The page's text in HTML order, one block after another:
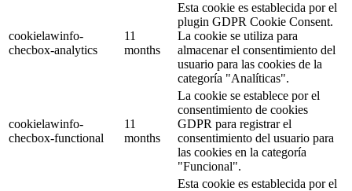
cookielawinfo-
checbox-analytics
11
months
Esta cookie es establecida por el
plugin GDPR Cookie Consent.
La cookie se utiliza para
almacenar el consentimiento del
usuario para las cookies de la
categoría "Analíticas".
cookielawinfo-
checbox-functional
11
months
La cookie se establece por el
consentimiento de cookies
GDPR para registrar el
consentimiento del usuario para
las cookies en la categoría
"Funcional".
Esta cookie es establecida por el